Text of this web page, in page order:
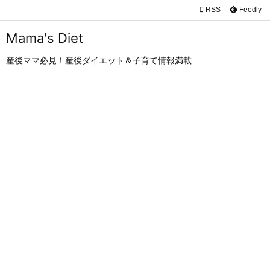
Mama's Diet
産後ママ必見！産後ダイエット＆子育て情報満載

 RSS Feedly